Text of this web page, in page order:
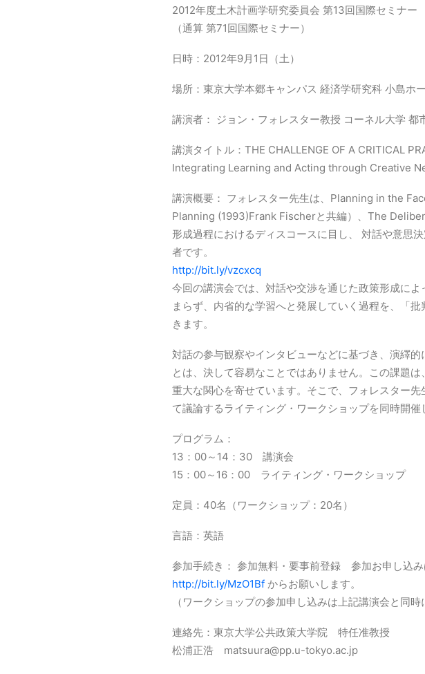
2012年度土木計画学研究委員会 第13回国際セミナー
（通算 第71回国際セミナー）
日時：2012年9月1日（土）
場所：東京大学本郷キャンパス 経済学研究科 小島ホー
講演者： ジョン・フォレスター教授 コーネル大学 都
講演タイトル：THE CHALLENGE OF A CRITICAL
Integrating Learning and Acting through Creative
講演概要： フォレスター先生は、Planning in the
Planning (1993)Frank Fischerと共編）、The
形成過程におけるディスコースに目し、 対話や意思
者です。
http://bit.ly/vzcxcq
今回の講演会では、対話や交渉を通じた政策形成に
まらず、内省的な学習へと発展していく過程を、「
きます。
対話の参与観察やインタビューなどに基づき、演繹
とは、決して容易なことではありません。この課題
重大な関心を寄せています。そこで、フォレスター
て議論するライティング・ワークショップを同時開催
プログラム：
13：00～14：30 講演会
15：00～16：00 ライティング・ワークショップ
定員：40名（ワークショップ：20名）
言語：英語
参加手続き： 参加無料・要事前登録 参加お申し込み
http://bit.ly/MzO1Bf からお願いします。
（ワークショップの参加申し込みは上記講演会と同時
連絡先：東京大学公共政策大学院 特任准教授
松浦正浩 matsuura@pp.u-tokyo.ac.jp